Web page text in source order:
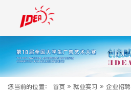
您当前的位置： 首页 » 就业实习 » 企业招聘